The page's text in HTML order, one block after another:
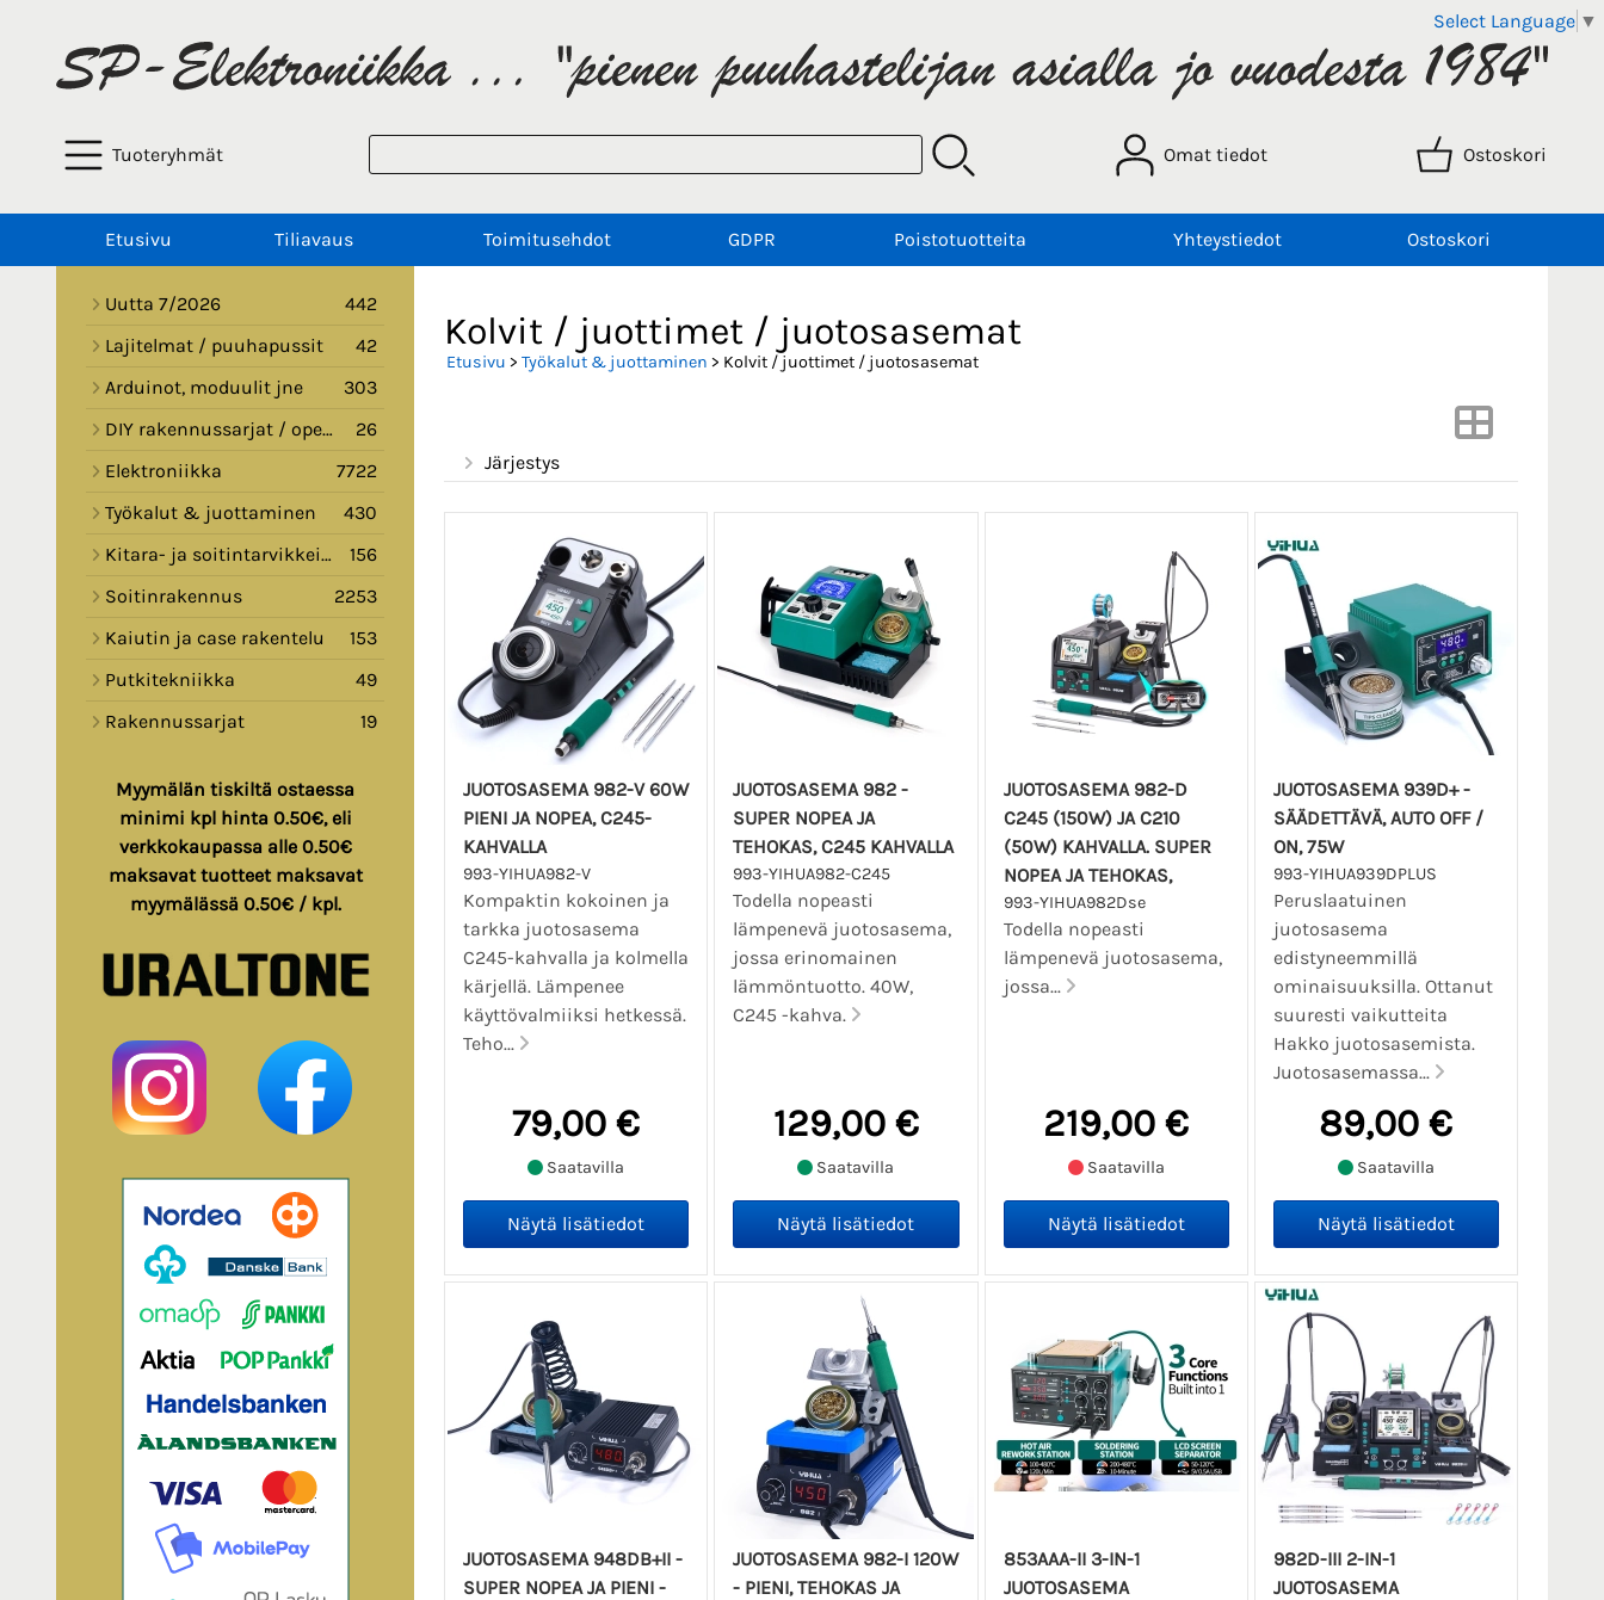
Select Language ▼
Tuoteryhmät Omat tiedot Ostoskori
Etusivu Tiliavaus Toimitusehdot GDPR Poistotuotteita Yhteystiedot Ostoskori
Uutta 7/2026
442
Lajitelmat / puuhapussit
42
Arduinot, moduulit jne
303
DIY rakennussarjat / opetussarjat
26
Elektroniikka
7722
Työkalut & juottaminen
430
Kitara- ja soitintarvikkeita
156
Soitinrakennus
2253
Kaiutin ja case rakentelu
153
Putkitekniikka
49
Rakennussarjat
19
Myymälän tiskiltä ostaessa
minimi kpl hinta 0.50€, eli
verkkokaupassa alle 0.50€
maksavat tuotteet maksavat
myymälässä 0.50€ / kpl.
Kolvit / juottimet / juotosasemat
Etusivu > Työkalut & juottaminen > Kolvit / juottimet / juotosasemat
Järjestys
JUOTOSASEMA 982-V 60W
PIENI JA NOPEA, C245-
KAHVALLA
993-YIHUA982-V
Kompaktin kokoinen ja
tarkka juotosasema
C245-kahvalla ja kolmella
kärjellä. Lämpenee
käyttövalmiiksi hetkessä.
Teho...
79,00 €
Saatavilla
JUOTOSASEMA 982 -
SUPER NOPEA JA
TEHOKAS, C245 KAHVALLA
993-YIHUA982-C245
Todella nopeasti
lämpenevä juotosasema,
jossa erinomainen
lämmöntuotto. 40W,
C245 -kahva.
129,00 €
Saatavilla
JUOTOSASEMA 982-D
C245 (150W) JA C210
(50W) KAHVALLA. SUPER
NOPEA JA TEHOKAS,
993-YIHUA982Dse
Todella nopeasti
lämpenevä juotosasema,
jossa...
219,00 €
Saatavilla
JUOTOSASEMA 939D+ -
SÄÄDETTÄVÄ, AUTO OFF /
ON, 75W
993-YIHUA939DPLUS
Peruslaatuinen
juotosasema
edistyneemmillä
ominaisuuksilla. Ottanut
suuresti vaikutteita
Hakko juotosasemista.
Juotosasemassa...
89,00 €
Saatavilla
JUOTOSASEMA 948DB+II -
SUPER NOPEA JA PIENI -
JUOTOSASEMA 982-I 120W
- PIENI, TEHOKAS JA
853AAA-II 3-IN-1
JUOTOSASEMA
982D-III 2-IN-1
JUOTOSASEMA